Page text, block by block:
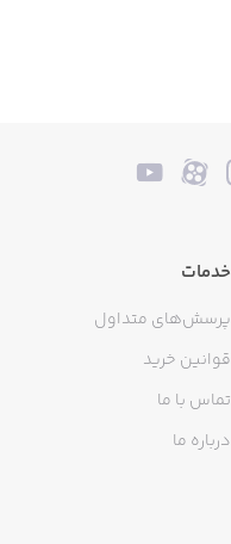
خدمات
پرسش‌های متداول
قوانین خرید
تماس با ما
درباره ما